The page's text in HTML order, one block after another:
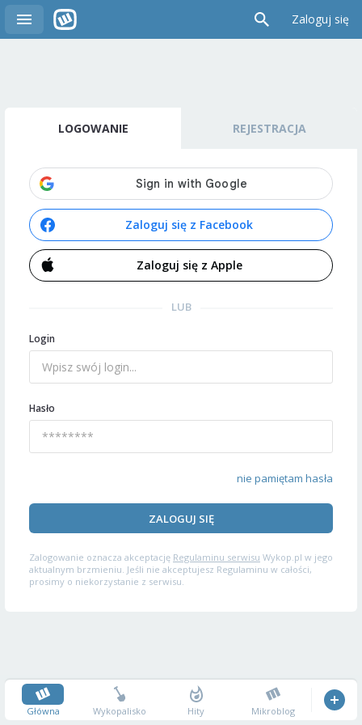
Zaloguj się
LOGOWANIE REJESTRACJA
Zaloguj się z Facebook
Zaloguj się z Apple
LUB
Login
Hasło
nie pamiętam hasła
ZALOGUJ SIĘ
Zalogowanie oznacza akceptację Regulaminu serwisu Wykop.pl w jego
aktualnym brzmieniu. Jeśli nie akceptujesz Regulaminu w całości,
prosimy o niekorzystanie z serwisu.
Główna Wykopalisko Hity Mikroblog